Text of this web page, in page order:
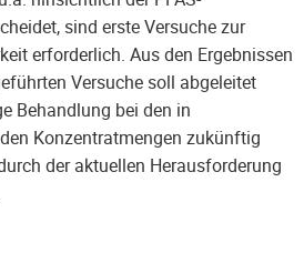
sind erste Versuche zur
erforderlich. Aus den Ergebnissen
Versuche soll abgeleitet
Behandlung bei den in
Konzentratmengen zukünftig
der aktuellen Herausforderung